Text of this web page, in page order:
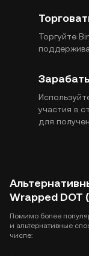
Торгуйте
участия в
для
Wrapped DOT
Помимо более
и альтернативные
числе: